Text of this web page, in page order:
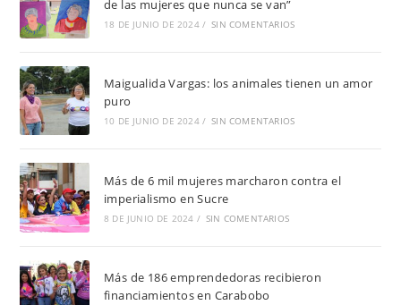
de las mujeres que nunca se van”
18 DE JUNIO DE 2024 / SIN COMENTARIOS
Maigualida Vargas: los animales tienen un amor
puro
10 DE JUNIO DE 2024 / SIN COMENTARIOS
Más de 6 mil mujeres marcharon contra el
imperialismo en Sucre
8 DE JUNIO DE 2024 / SIN COMENTARIOS
Más de 186 emprendedoras recibieron
financiamientos en Carabobo